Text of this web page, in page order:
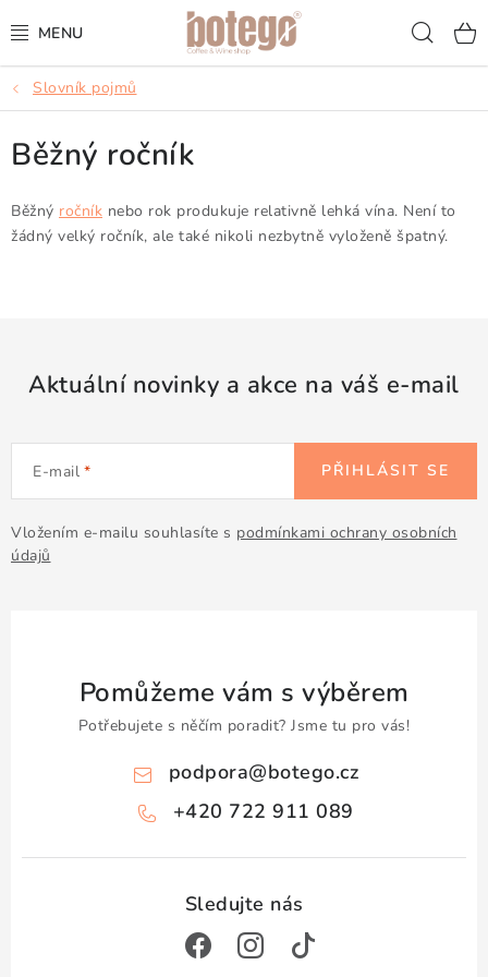
na
KÁVA
FRAPPÉ
VÍNA
ČAJ & ČOKOLÁDA
Doprava a platba
Obchodní podmínky
Podmínky ochrany osobních údajů
Hodnocení obchodu
Kontakty
Slovník pojmů
Běžný ročník
Běžný ročník nebo rok produkuje relativně lehká vína. Není to
žádný velký ročník, ale také nikoli nezbytně vyloženě špatný.
Aktuální novinky a akce na váš e-mail
E-mail
Vložením e-mailu souhlasíte s podmínkami ochrany osobních
údajů
PŘIHLÁSIT SE
Pomůžeme vám s výběrem
Potřebujete s něčím poradit? Jsme tu pro vás!
podpora@botego.cz
+420 722 911 089